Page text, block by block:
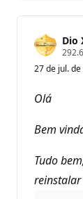
Dio
27 de jul.
Olá
Bem
Tudo
reinstalar